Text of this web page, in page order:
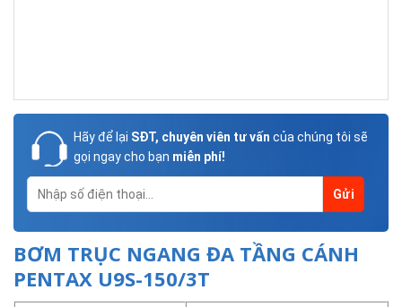
Hãy để lại SĐT, chuyên viên tư vấn của chúng tôi sẽ
gọi ngay cho bạn miễn phí!
BƠM TRỤC NGANG ĐA TẦNG CÁNH
PENTAX U9S-150/3T